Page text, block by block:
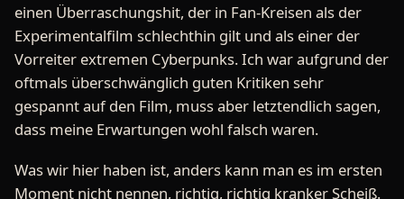
einen Überraschungshit, der in Fan-Kreisen als der
Experimentalfilm schlechthin gilt und als einer der
Vorreiter extremen Cyberpunks. Ich war aufgrund der
oftmals überschwänglich guten Kritiken sehr
gespannt auf den Film, muss aber letztendlich sagen,
dass meine Erwartungen wohl falsch waren.
Was wir hier haben ist, anders kann man es im ersten
Moment nicht nennen, richtig, richtig kranker Scheiß.